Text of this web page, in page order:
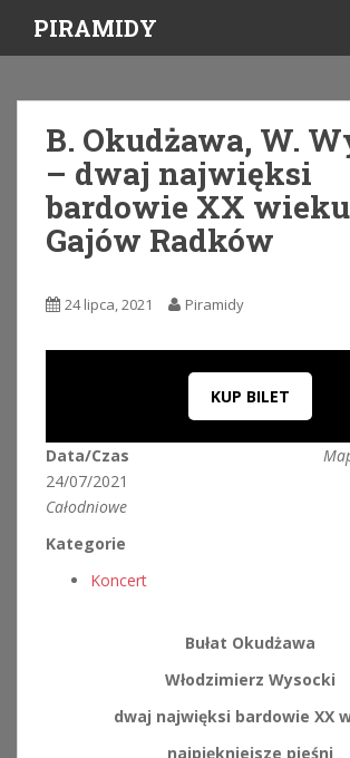
i
PIRAMIDY
B. Okudżawa, W.
– dwaj najwięksi
bardowie XX
Gajów Radków
24 lipca, 2021 Piramidy
KUP BILET
Data/Czas
24/07/2021
Całodniowe
Kategorie
Koncert
Bułat Okudżawa
Włodzimierz Wysocki
dwaj najwięksi bardowie XX
najpiękniejsze pieśni